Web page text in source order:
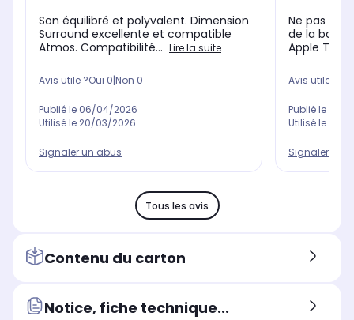
Son équilibré et polyvalent. Dimension
Surround excellente et compatible
Atmos. Compatibilité... Lire la suite
Avis utile ?Oui 0|Non 0
Publié le 06/04/2026
Utilisé le 20/03/2026
Signaler un abus
Ne pas
de la barre
Apple TV
Avis utile ?
Publié le
Utilisé le
Signaler un
Tous les avis
Contenu du carton
Notice, fiche technique...